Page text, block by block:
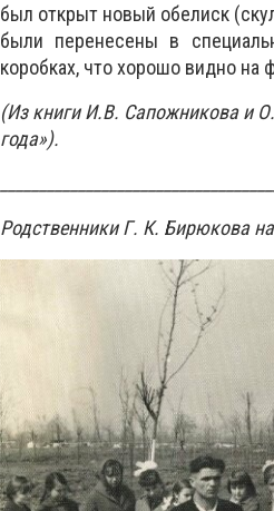
был открыт новый обелиск
были перенесены в
коробках, что хорошо видно на
(Из книги И.В. Сапожникова и
года»).
Родственники Г. К. Бирюкова